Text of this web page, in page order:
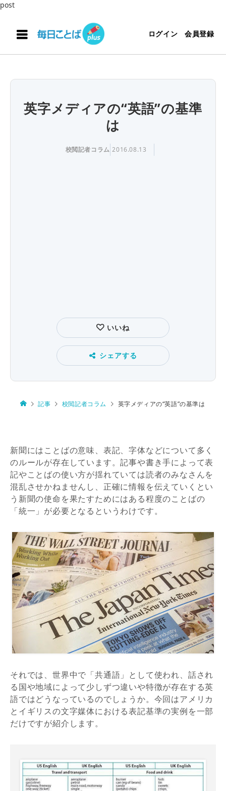
post
ログイン 会員登録
英字メディアの“英語”の基準
は
校閲記者コラム 2016.08.13
いいね
シェアする
記事 校閲記者コラム 英字メディアの“英語”の基準は
新聞にはことばの意味、表記、字体などについて多く
のルールが存在しています。記事や書き手によって表
記やことばの使い方が揺れていては読者のみなさんを
混乱させかねませんし、正確に情報を伝えていくとい
う新聞の使命を果たすためにはある程度のことばの
「統一」が必要となるというわけです。
それでは、世界中で「共通語」として使われ、話され
る国や地域によって少しずつ違いや特徴が存在する英
語ではどうなっているのでしょうか。今回はアメリカ
とイギリスの文字媒体における表記基準の実例を一部
だけですが紹介します。